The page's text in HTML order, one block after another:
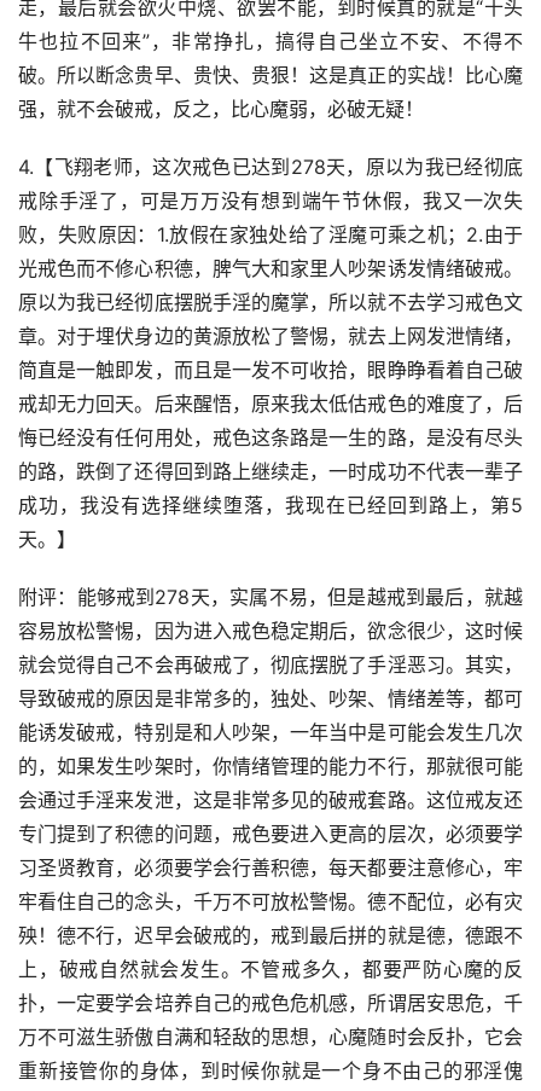
走，最后就会欲火中烧、欲罢不能，到时候真的就是“十头
牛也拉不回来”，非常挣扎，搞得自己坐立不安、不得不
破。所以断念贵早、贵快、贵狠！这是真正的实战！比心魔
强，就不会破戒，反之，比心魔弱，必破无疑！
4.【飞翔老师，这次戒色已达到278天，原以为我已经彻底
戒除手淫了，可是万万没有想到端午节休假，我又一次失
败，失败原因：1.放假在家独处给了淫魔可乘之机；2.由于
光戒色而不修心积德，脾气大和家里人吵架诱发情绪破戒。
原以为我已经彻底摆脱手淫的魔掌，所以就不去学习戒色文
章。对于埋伏身边的黄源放松了警惕，就去上网发泄情绪，
简直是一触即发，而且是一发不可收拾，眼睁睁看着自己破
戒却无力回天。后来醒悟，原来我太低估戒色的难度了，后
悔已经没有任何用处，戒色这条路是一生的路，是没有尽头
的路，跌倒了还得回到路上继续走，一时成功不代表一辈子
成功，我没有选择继续堕落，我现在已经回到路上，第5
天。】
附评：能够戒到278天，实属不易，但是越戒到最后，就越
容易放松警惕，因为进入戒色稳定期后，欲念很少，这时候
就会觉得自己不会再破戒了，彻底摆脱了手淫恶习。其实，
导致破戒的原因是非常多的，独处、吵架、情绪差等，都可
能诱发破戒，特别是和人吵架，一年当中是可能会发生几次
的，如果发生吵架时，你情绪管理的能力不行，那就很可能
会通过手淫来发泄，这是非常多见的破戒套路。这位戒友还
专门提到了积德的问题，戒色要进入更高的层次，必须要学
习圣贤教育，必须要学会行善积德，每天都要注意修心，牢
牢看住自己的念头，千万不可放松警惕。德不配位，必有灾
殃！德不行，迟早会破戒的，戒到最后拼的就是德，德跟不
上，破戒自然就会发生。不管戒多久，都要严防心魔的反
扑，一定要学会培养自己的戒色危机感，所谓居安思危，千
万不可滋生骄傲自满和轻敌的思想，心魔随时会反扑，它会
重新接管你的身体，到时候你就是一个身不由己的邪淫傀